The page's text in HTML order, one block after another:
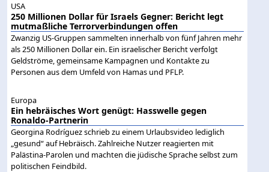
USA
250 Millionen Dollar für Israels Gegner: Bericht legt
mutmaßliche Terrorverbindungen offen
Zwanzig US-Gruppen sammelten innerhalb von fünf Jahren mehr
als 250 Millionen Dollar ein. Ein israelischer Bericht verfolgt
Geldströme, gemeinsame Kampagnen und Kontakte zu
Personen aus dem Umfeld von Hamas und PFLP.
Europa
Ein hebräisches Wort genügt: Hasswelle gegen
Ronaldo-Partnerin
Georgina Rodríguez schrieb zu einem Urlaubsvideo lediglich
„gesund“ auf Hebräisch. Zahlreiche Nutzer reagierten mit
Palästina-Parolen und machten die jüdische Sprache selbst zum
politischen Feindbild.